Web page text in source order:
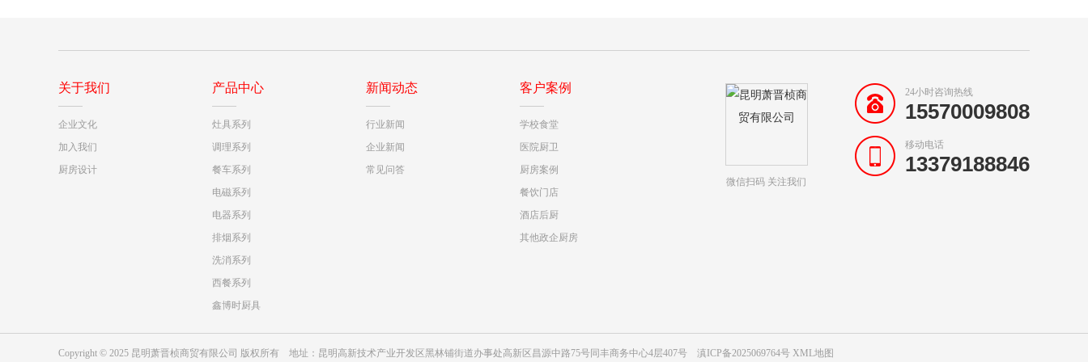
关于我们
企业文化
加入我们
厨房设计
产品中心
灶具系列
调理系列
餐车系列
电磁系列
电器系列
排烟系列
洗消系列
西餐系列
鑫博时厨具
新闻动态
行业新闻
企业新闻
常见问答
客户案例
学校食堂
医院厨卫
厨房案例
餐饮门店
酒店后厨
其他政企厨房
微信扫码 关注我们
24小时咨询热线
15570009808
移动电话
13379188846
Copyright © 2025 昆明萧晋桢商贸有限公司 版权所有 地址：昆明高新技术产业开发区黑林铺街道办事处高新区昌源中路75号同丰商务中心4层407号 滇ICP备2025069764号 XML地图